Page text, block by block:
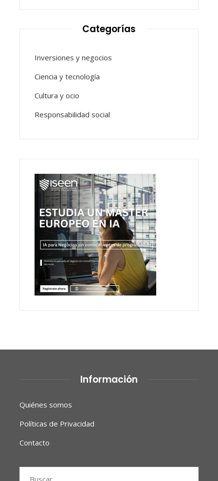
Categorías
Inversiones y negocios
Ciencia y tecnología
Cultura y ocio
Responsabilidad social
Información
Quiénes somos
Políticas de Privacidad
Contacto